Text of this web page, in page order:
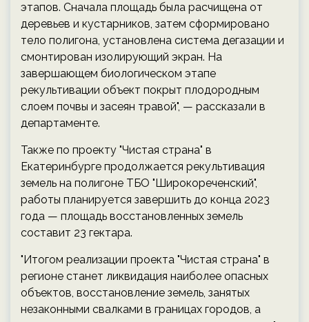
этапов. Сначала площадь была расчищена от
деревьев и кустарников, затем сформировано
тело полигона, установлена система дегазации и
смонтирован изолирующий экран. На
завершающем биологическом этапе
рекультивации объект покрыт плодородным
слоем почвы и засеян травой", — рассказали в
департаменте.
Также по проекту "Чистая страна" в
Екатеринбурге продолжается рекультивация
земель на полигоне ТБО "Широкореченский",
работы планируется завершить до конца 2023
года — площадь восстановленных земель
составит 23 гектара.
"Итогом реализации проекта "Чистая страна" в
регионе станет ликвидация наиболее опасных
объектов, восстановление земель, занятых
незаконными свалками в границах городов, а